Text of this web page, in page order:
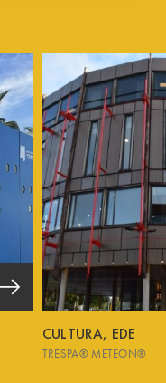
CULTURA, EDE
TRESPA® METEON®